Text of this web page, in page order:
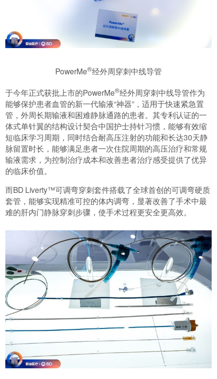
PowerMe®经外周穿刺中线导管
于今年正式获批上市的PowerMe®经外周穿刺中线导管作为
能够保护患者血管的新一代输液“神器”，适用于快速紧急置
管，外周长期输液和困难静脉通路的患者。其专利认证的一
体式单针翼的结构设计契合中国护士持针习惯，能够有效缩
短临床学习周期，同时结合耐高压注射的功能和长达30天静
脉留置时长，能够满足患者一次住院周期的高压治疗和常规
输液需求，为控制治疗成本和改善患者治疗感受提供了优异
的临床价值。
而BD Liverty™可调弯穿刺套件搭载了全球首创的可调弯硬质
套管，能够实现精准可控的体内调弯，显著改善了手术中最
难的肝内门静脉穿刺步骤，使手术过程更安全更高效。